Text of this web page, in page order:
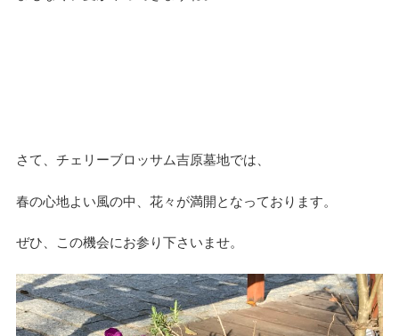
さて、チェリーブロッサム吉原墓地では、
春の心地よい風の中、花々が満開となっております。
ぜひ、この機会にお参り下さいませ。